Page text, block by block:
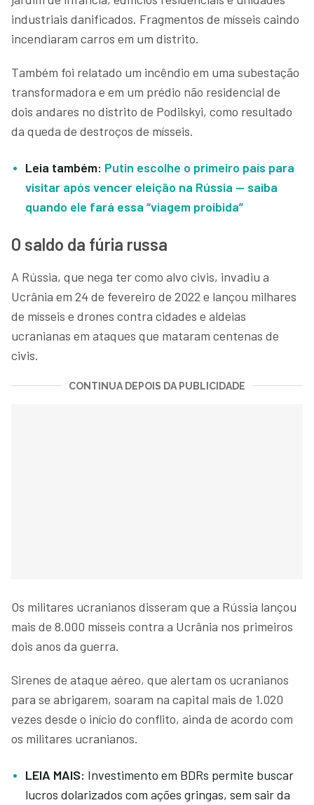
industriais danificados. Fragmentos de mísseis caindo
incendiaram carros em um distrito.
Também foi relatado um incêndio em uma subestação
transformadora e em um prédio não residencial de
dois andares no distrito de Podilskyi, como resultado
da queda de destroços de mísseis.
Leia também: Putin escolhe o primeiro país para
visitar após vencer eleição na Rússia — saiba
quando ele fará essa “viagem proibida”
O saldo da fúria russa
A Rússia, que nega ter como alvo civis, invadiu a
Ucrânia em 24 de fevereiro de 2022 e lançou milhares
de mísseis e drones contra cidades e aldeias
ucranianas em ataques que mataram centenas de
civis.
CONTINUA DEPOIS DA PUBLICIDADE
Os militares ucranianos disseram que a Rússia lançou
mais de 8.000 mísseis contra a Ucrânia nos primeiros
dois anos da guerra.
Sirenes de ataque aéreo, que alertam os ucranianos
para se abrigarem, soaram na capital mais de 1.020
vezes desde o início do conflito, ainda de acordo com
os militares ucranianos.
LEIA MAIS: Investimento em BDRs permite buscar
lucros dolarizados com ações gringas, sem sair da